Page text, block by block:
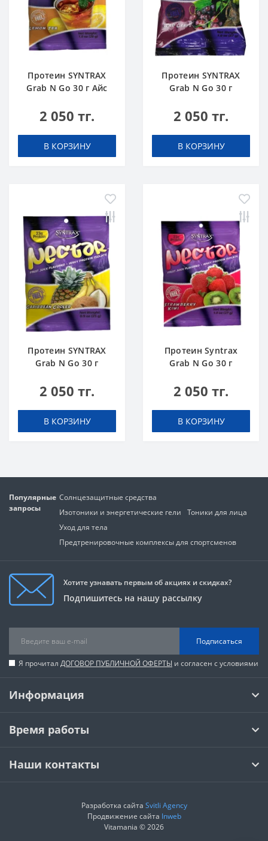
Протеин SYNTRAX
Grab N Go 30 г Айс
2 050 тг.
В КОРЗИНУ
Протеин SYNTRAX
Grab N Go 30 г
2 050 тг.
В КОРЗИНУ
Протеин SYNTRAX
Grab N Go 30 г
2 050 тг.
В КОРЗИНУ
Протеин Syntrax
Grab N Go 30 г
2 050 тг.
В КОРЗИНУ
Популярные
запросы
Солнцезащитные средства
Изотоники и энергетические гели
Тоники для лица
Уход для тела
Предтренировочные комплексы для спортсменов
Хотите узнавать первым об акциях и скидках?
Подпишитесь на нашу рассылку
Подписаться
Я прочитал ДОГОВОР ПУБЛИЧНОЙ ОФЕРТЫ и согласен с условиями
Информация
Время работы
Наши контакты
Разработка сайта Svitli Agency
Продвижение сайта Inweb
Vitamania © 2026